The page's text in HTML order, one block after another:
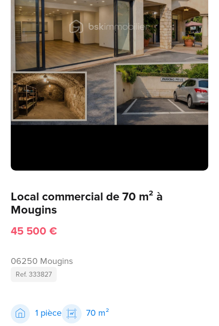
Local commercial de 70 m² à
Mougins
45 500 €
06250 Mougins
Ref. 333827
1 pièce 70 m²